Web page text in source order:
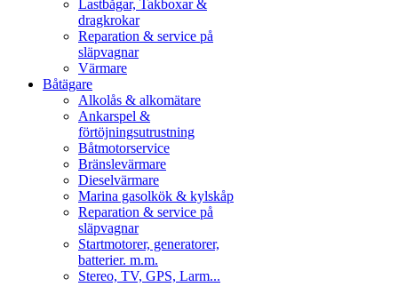
Lastbågar, Takboxar &
dragkrokar
Reparation & service på
släpvagnar
Värmare
Båtägare
Alkolås & alkomätare
Ankarspel &
förtöjningsutrustning
Båtmotorservice
Bränslevärmare
Dieselvärmare
Marina gasolkök & kylskåp
Reparation & service på
släpvagnar
Startmotorer, generatorer,
batterier. m.m.
Stereo, TV, GPS, Larm...